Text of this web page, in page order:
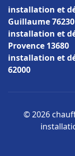
installation et
Guillaume 76230
installation et
Provence 13680
installation et
62000
© 2026